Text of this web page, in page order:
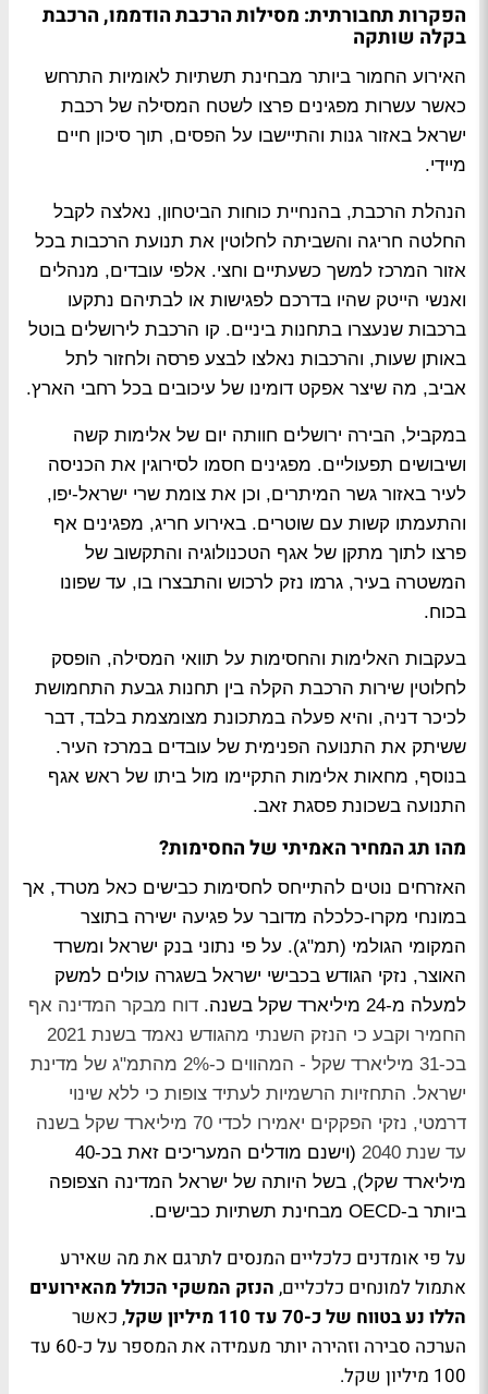
הפקרות תחבורתית: מסילות הרכבת הודממו, הרכבת
בקלה שותקה
האירוע החמור ביותר מבחינת תשתיות לאומיות התרחש
כאשר עשרות מפגינים פרצו לשטח המסילה של רכבת
ישראל באזור גנות והתיישבו על הפסים, תוך סיכון חיים
מיידי.
הנהלת הרכבת, בהנחיית כוחות הביטחון, נאלצה לקבל
החלטה חריגה והשביתה לחלוטין את תנועת הרכבות בכל
אזור המרכז למשך כשעתיים וחצי. אלפי עובדים, מנהלים
ואנשי הייטק שהיו בדרכם לפגישות או לבתיהם נתקעו
ברכבות שנעצרו בתחנות ביניים. קו הרכבת לירושלים בוטל
באותן שעות, והרכבות נאלצו לבצע פרסה ולחזור לתל
אביב, מה שיצר אפקט דומינו של עיכובים בכל רחבי הארץ.
במקביל, הבירה ירושלים חוותה יום של אלימות קשה
ושיבושים תפעוליים. מפגינים חסמו לסירוגין את הכניסה
לעיר באזור גשר המיתרים, וכן את צומת שרי ישראל-יפו,
והתעמתו קשות עם שוטרים. באירוע חריג, מפגינים אף
פרצו לתוך מתקן של אגף הטכנולוגיה והתקשוב של
המשטרה בעיר, גרמו נזק לרכוש והתבצרו בו, עד שפונו
בכוח.
בעקבות האלימות והחסימות על תוואי המסילה, הופסק
לחלוטין שירות הרכבת הקלה בין תחנות גבעת התחמושת
לכיכר דניה, והיא פעלה במתכונת מצומצמת בלבד, דבר
ששיתק את התנועה הפנימית של עובדים במרכז העיר.
בנוסף, מחאות אלימות התקיימו מול ביתו של ראש אגף
התנועה בשכונת פסגת זאב.
מהו תג המחיר האמיתי של החסימות?
האזרחים נוטים להתייחס לחסימות כבישים כאל מטרד, אך
במונחי מקרו-כלכלה מדובר על פגיעה ישירה בתוצר
המקומי הגולמי (תמ"ג). על פי נתוני בנק ישראל ומשרד
האוצר, נזקי הגודש בכבישי ישראל בשגרה עולים למשק
למעלה מ-24 מיליארד שקל בשנה.
דוח מבקר המדינה אף
החמיר וקבע כי הנזק השנתי מהגודש נאמד בשנת 2021
בכ-31 מיליארד שקל - המהווים כ-2% מהתמ"ג של מדינת
ישראל. התחזיות הרשמיות לעתיד צופות כי ללא שינוי
דרמטי, נזקי הפקקים יאמירו לכדי 70 מיליארד שקל בשנה
עד שנת 2040
(וישנם מודלים המעריכים זאת בכ-40
מיליארד שקל), בשל היותה של ישראל המדינה הצפופה
ביותר ב-OECD מבחינת תשתיות כבישים.
על פי אומדנים כלכליים המנסים לתרגם את מה שאירע
אתמול למונחים כלכליים, הנזק המשקי הכולל מהאירועים
הללו נע בטווח של כ-70 עד 110 מיליון שקל
, כאשר
הערכה סבירה וזהירה יותר מעמידה את המספר על כ-60 עד
100 מיליון שקל.